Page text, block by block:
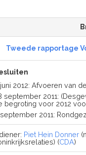
Tweede rapportage
2012: Afvoeren van
september 2011:
begroting voor 2012
2011:
Piet Hein Donner
(CDA)